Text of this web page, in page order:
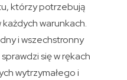
którzy potrzebują
warunkach.
i wszechstronny
się w rękach
wytrzymałego i